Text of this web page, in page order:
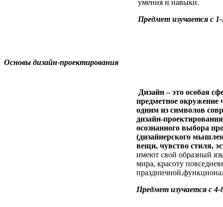
умения и навыки.
Предмет изучается с 1-
Основы дизайн-проектирования
Дизайн – это особая
предметное окружение
одним из символов
дизайн-
осознанного выбора
(дизайнерского
вещи, чувство стиля,
имеют свой образный
мира, красоту
Предмет изучается с 4-